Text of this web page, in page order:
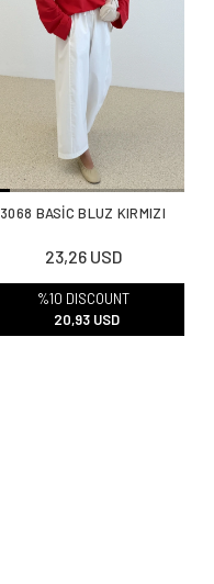
3068 BASİC BLUZ KIRMIZI
23,26 USD
%10 DISCOUNT
20,93 USD